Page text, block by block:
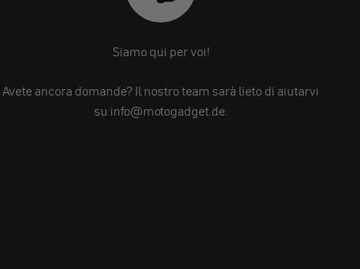
Siamo qui per voi!
Avete ancora domande? Il nostro team sarà lieto di aiutarvi
su info@motogadget.de.